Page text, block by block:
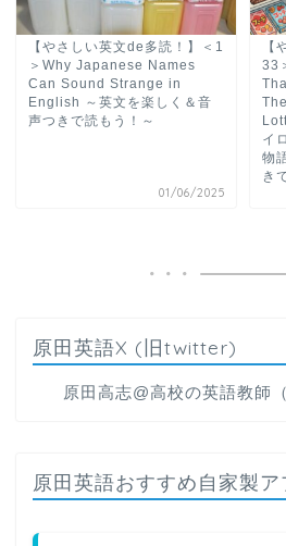
【やさしい英文de多読！】＜1
＞Why Japanese Names
Can Sound Strange in
English ～英文を楽しく＆音
声つきで読もう！～
01/06/2025
【
33
イ
物
き
原田英語X (旧twitter)
原田高志@高校の英語教師
原田英語おすすめ自家製ア